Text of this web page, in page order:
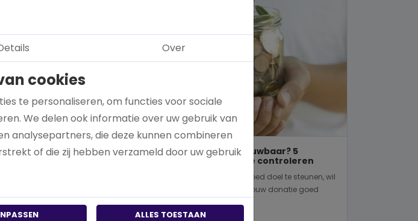
doel dat écht bij je
Is een goed doel betrouwbaar? 5
manieren om dit zelf te controleren
Wanneer je besluit om een goed doel te steunen, wil
je natuurlijk zeker weten dat jouw donatie goed
Over
cookies
te personaliseren, om functies voor sociale
We delen ook informatie over uw gebruik van
analysepartners, die deze kunnen combineren
of die zij hebben verzameld door uw gebruik
ALLES TOESTAAN